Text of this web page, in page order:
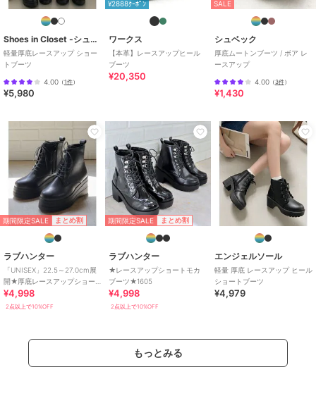
Shoes in Closet -シュークロ-
軽量厚底レースアップ ショー
トブーツ
4.00 （1件）
¥5,980
¥2888ｸｰﾎﾟﾝ
ワークス
【本革】レースアップヒール
ブーツ
¥20,350
SALE
シュベック
厚底ムートンブーツ / ボア レ
ースアップ
4.00（3件）
¥1,430
期間限定SALE まとめ割
ラブハンター
「UNISEX」22.5～27.0cm展
開★厚底レースアップショー
トブーツ★1617
¥4,998
2点以上で10%OFF
期間限定SALE まとめ割
ラブハンター
★レースアップショートモカ
ブーツ★1605
¥4,998
2点以上で10%OFF
エンジェルソール
軽量 厚底 レースアップ ヒール
ショートブーツ
¥4,979
もっとみる